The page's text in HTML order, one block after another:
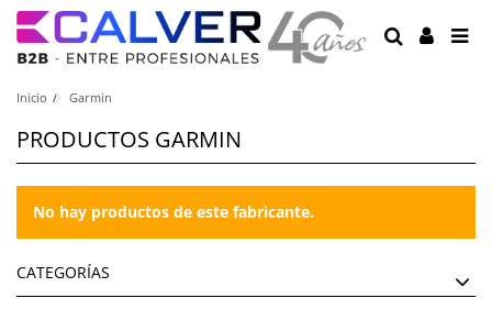
Inicio Garmin
PRODUCTOS GARMIN
No hay productos de este fabricante.
CATEGORÍAS